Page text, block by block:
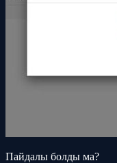
Пайдалы болды ма?